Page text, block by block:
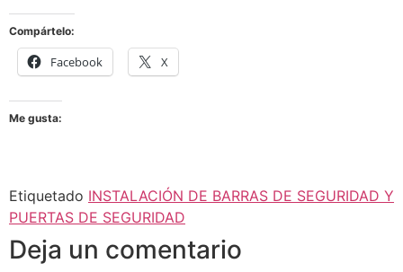
Compártelo:
Facebook X
Me gusta:
Etiquetado INSTALACIÓN DE BARRAS DE SEGURIDAD Y
PUERTAS DE SEGURIDAD
Deja un comentario